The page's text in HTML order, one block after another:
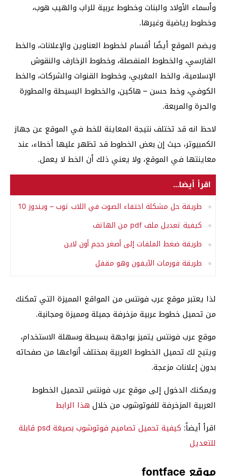
وأسماء الأولاد والبنات وخطوط عربية للراب والهيب هوب،
وخطوط رياضية وغيرها.
ويضم الموقع أيضًا أقسام لخطوط العناوين والإعلانات، والخط
الفارسي، والخطوط المنفصلة، وخطوط الزخارف والنقوش
الإسلامية، والخط المغربي، وخطوط القنوات والشركات، والخط
الكوفي، وخط حسن – هاكين، والخطوط البسيطة والمطورة
والحرة والمربعة.
لاحظ انه قد تختلف نتيجة المعاينة للخط في الموقع عن جهاز
الكمبيوتر، حيث إن بعض الخطوط قد تظهر عليها أخطاء، عند
معاينتها في الموقع، ولا يعني ذلك أن الخط لا يعمل.
اقرأ أيضا...
طريقة حل مشكلة اختفاء الصوت في اللاب توب – ويندوز 10
كيفية تعديل ملف pdf من الهاتف
طريقة ضغط الملفات إلى أصغر حجم أون لاين
طريقة فورمات الآيفون وهو مقفل
لذا يعتبر موقع عرب فونتس من المواقع المميزة التي تمكنك
من تحميل خطوط عربية مزخرفة جميلة ومميزة ومجانية.
موقع عرب فونتس يتميز بواجهة بسيطة وسهلة الاستخدام،
ويتيح لك تحميل الخطوط العربية بمختلف أنواعها من صفحاته
بدون إعلانات مزعجة.
ويمكنك الدخول إلى موقع عرب فونتس لتحميل الخطوط
العربية المزخرفة للفوتوشوب من خلال هذا الرابط
اقرأ أيضاً:
كيفية تحميل تصاميم فوتوشوب بصيغة psd قابلة
للتعديل
موقع fontface